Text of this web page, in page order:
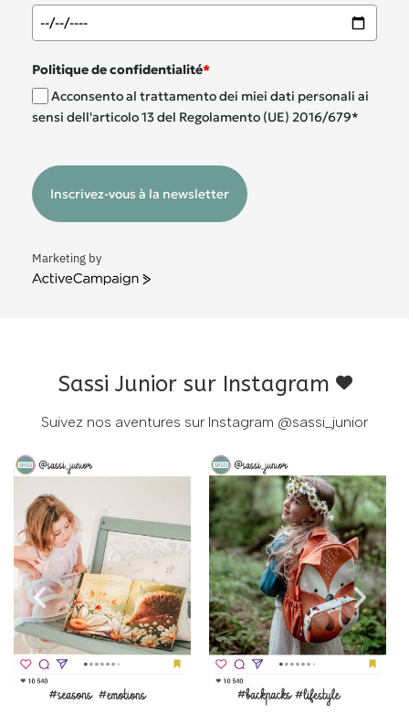
Politique de confidentialité*
Acconsento al trattamento dei miei dati personali ai
sensi dell'articolo 13 del Regolamento (UE) 2016/679*
Inscrivez-vous à la newsletter
Marketing by
ActiveCampaign
Sassi Junior sur Instagram
Suivez nos aventures sur Instagram @sassi_junior